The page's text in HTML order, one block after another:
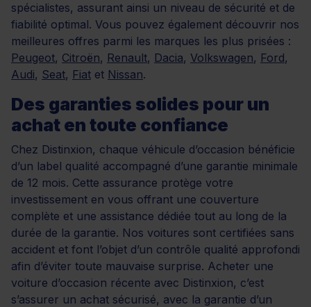
spécialistes, assurant ainsi un niveau de sécurité et de
fiabilité optimal. Vous pouvez également découvrir nos
meilleures offres parmi les marques les plus prisées :
Peugeot, Citroën, Renault, Dacia, Volkswagen, Ford,
Audi, Seat, Fiat et Nissan.
Des garanties solides pour un
achat en toute confiance
Chez Distinxion, chaque véhicule d’occasion bénéficie
d’un label qualité accompagné d’une garantie minimale
de 12 mois. Cette assurance protège votre
investissement en vous offrant une couverture
complète et une assistance dédiée tout au long de la
durée de la garantie. Nos voitures sont certifiées sans
accident et font l’objet d’un contrôle qualité approfondi
afin d’éviter toute mauvaise surprise. Acheter une
voiture d’occasion récente avec Distinxion, c’est
s’assurer un achat sécurisé, avec la garantie d’un